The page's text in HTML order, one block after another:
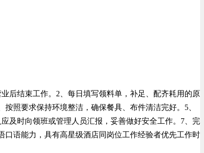
后结束工作。2、每日填写领料单，补足、配齐耗用的原
照要求保持环境整洁，确保餐具、布件清洁完好。5、
及时向领班或管理人员汇报，妥善做好安全工作。7、完
语能力，具有高星级酒店同岗位工作经验者优先工作时